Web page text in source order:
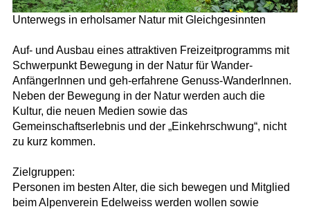
Unterwegs in erholsamer Natur mit Gleichgesinnten
Auf- und Ausbau eines attraktiven Freizeitprogramms mit
Schwerpunkt Bewegung in der Natur für Wander-
AnfängerInnen und geh-erfahrene Genuss-WanderInnen.
Neben der Bewegung in der Natur werden auch die
Kultur, die neuen Medien sowie das
Gemeinschaftserlebnis und der „Einkehrschwung“, nicht
zu kurz kommen.
Zielgruppen:
Personen im besten Alter, die sich bewegen und Mitglied
beim Alpenverein Edelweiss werden wollen sowie